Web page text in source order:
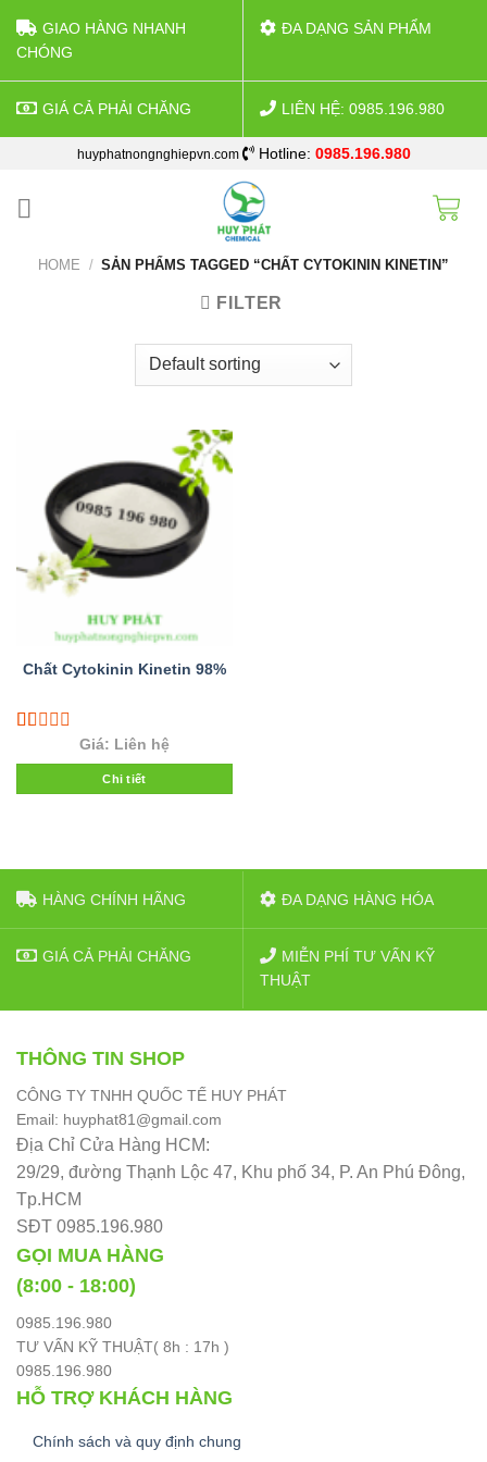
GIAO HÀNG NHANH
CHÓNG
ĐA DẠNG SẢN PHẨM
GIÁ CẢ PHẢI CHĂNG LIÊN HỆ: 0985.196.980
content
huyphatnongnghiepvn.com Hotline: 0985.196.980
HOME / SẢN PHẨMS TAGGED “CHẤT CYTOKININ KINETIN”
FILTER
Chất Cytokinin Kinetin 98%
1.00
of
Giá: Liên hệ
Chi tiết
HÀNG CHÍNH HÃNG ĐA DẠNG HÀNG HÓA
GIÁ CẢ PHẢI CHĂNG
MIỄN PHÍ TƯ VẤN KỸ
THUẬT
THÔNG TIN SHOP
CÔNG TY TNHH QUỐC TẾ HUY PHÁT
Email: huyphat81@gmail.com
Địa Chỉ Cửa Hàng HCM:
29/29, đường Thạnh Lộc 47, Khu phố 34, P. An Phú Đông,
Tp.HCM
SĐT 0985.196.980
GỌI MUA HÀNG
(8:00 - 18:00)
0985.196.980
TƯ VẤN KỸ THUẬT( 8h : 17h )
0985.196.980
HỖ TRỢ KHÁCH HÀNG
Chính sách và quy định chung